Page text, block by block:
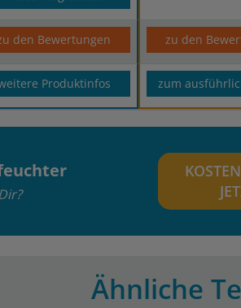
den Bewertungen zu den
Produktinfos zum
Ähnliche